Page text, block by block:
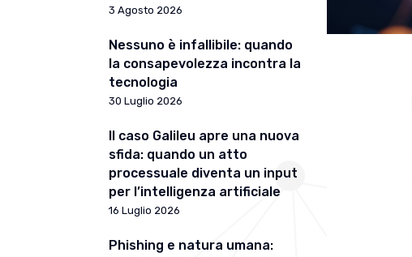
3 Agosto 2026
Nessuno è infallibile: quando
la consapevolezza incontra la
tecnologia
30 Luglio 2026
Il caso Galileu apre una nuova
sfida: quando un atto
processuale diventa un input
per l’intelligenza artificiale
16 Luglio 2026
Phishing e natura umana: